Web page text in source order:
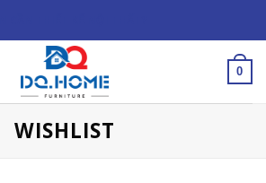
0
WISHLIST